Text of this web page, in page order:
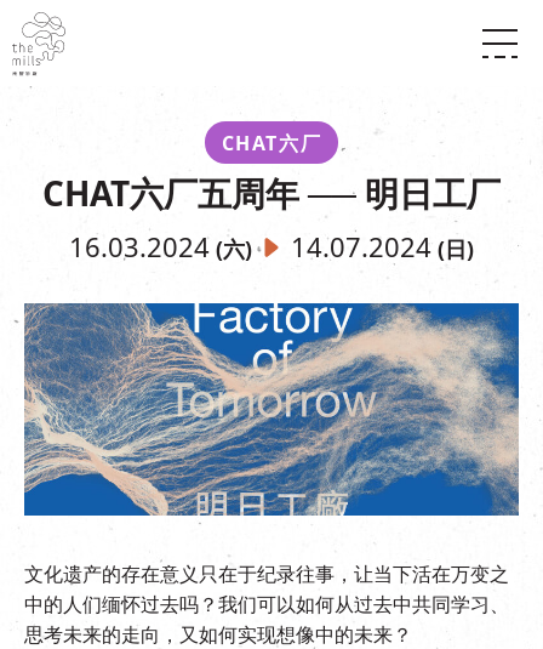
媒体中心
南丰店堂
商店
餐饮
活动
展覽
走进南丰纱厂
体验
活化与保育
走进南丰纱厂
CHAT六厂
南丰作坊
其他體驗
到访我们
开放时间及位置
穿梭巴士服务
停车场
NF TOUCH
EN|繁
CHAT六厂
CHAT六厂五周年 ── 明日工厂
16.03.2024 (六) 14.07.2024 (日)
文化遗产的存在意义只在于纪录往事，让当下活在万变之
中的人们缅怀过去吗？我们可以如何从过去中共同学习、
思考未来的走向，又如何实现想像中的未来？